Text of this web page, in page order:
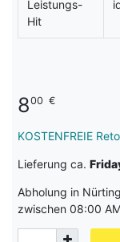
Leistungs-
Hit
800 €
KOSTENFREIE
Lieferung ca.
Abholung in
zwischen 08:00